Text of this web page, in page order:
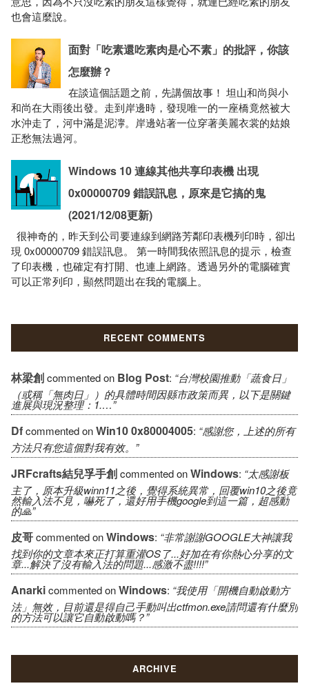
也會這麼說。
面對「吃素還吃素肉是心不素」的批評，你該
怎麼辦？
在談這個話題之前，先講個故事！ 坦山和尚與小
和尚在大雨後出發。走到岸邊時，發現唯一的一座橋竟然被大
水沖走了，河中滿是泥濘。岸邊站著一位穿著美麗衣裳的姑娘
正愁無法過河。
Windows 10 連線其他共享印表機 出現
0x00000709 錯誤訊息，原來是它搞的鬼
(2021/12/08更新)
很神奇的，昨天到公司要連線到網路芳鄰印表機列印時，卻出
現 0x00000709 錯誤訊息。 第一時間我依照訊息的提示，檢查
了印表機，也確定有打開、也連上網路。透過另外的電腦確實
可以正常列印，顯然問題出在我的電腦上。
RECENT COMMENTS
林梁創commented on Blog Post: “台灣校園推動「蔬食日」
（或稱「無肉日」）的具體時間因縣市政策而異，以下是關鍵
進展與現況整理：1.…”
Dfcommented onWin10 0x80004005: “感謝您，上述的所有
方法只有您這個對我有效。”
JRFcrafts結兒孚手創commented onWindows: “太感謝板
主了，原本升級winn11之後，覺得系統異常，回覆win10之後竟
然輸入法不見，嚇死了，還好用手機google到這一篇，超感動
的🙏”
皮哥commented onWindows: “非常謝謝GOOGLE大神讓我
找到你的文章本來正打算重灌OS了...好加在有你熱心分享的文
章...解決了沒有輸入法的問題...感激不盡!!!!”
Anarkicommented onWindows: “我使用「開機自動啟動方
法」無效，目前還是得自己手動叫出ctfmon.exe請問還有什麼別
的方法可以讓它自動啟動嗎？”
ARCHIVE